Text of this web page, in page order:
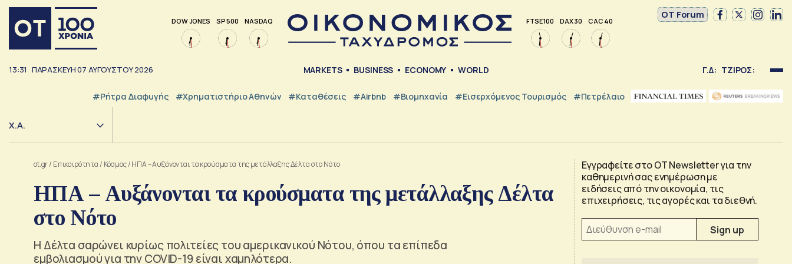
DOW JONES SP 500 NASDAQ FTSE 100 DAX 30 CAC 40
OT Forum
13:31 ΠΑΡΑΣΚΕΥΗ07 ΑΥΓΟΥΣΤΟΥ2026 MARKETS BUSINESS ECONOMY WORLD Γ.Δ: ΤΖΙΡΟΣ:
#ρήτρα Διαφυγής #Χρηματιστήριο Αθηνών #Καταθέσεις #Airbnb #Βιομηχανία #εισερχόμενος Τουρισμός #Πετρέλαιο
Χ.Α.
ot.gr/ Επικαιρότητα / Κόσμος/ΗΠΑ – Αυξάνονται τα κρούσματα της μετάλλαξης Δέλτα στο Νότο
ΗΠΑ – Αυξάνονται τα κρούσματα της μετάλλαξης Δέλτα
στο Νότο
Η Δέλτα σαρώνει κυρίως πολιτείες του αμερικανικού Νότου, όπου τα επίπεδα
εμβολιασμού για την COVID-19 είναι χαμηλότερα.
Εγγραφείτε στο OT Newsletter για την
καθημερινή σας ενημέρωση με
ειδήσεις από την οικονομία, τις
επιχειρήσεις, τις αγορές και τα διεθνή.